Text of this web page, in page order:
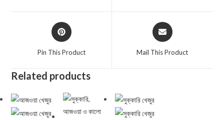
Pin This Product Mail This Product
Related products